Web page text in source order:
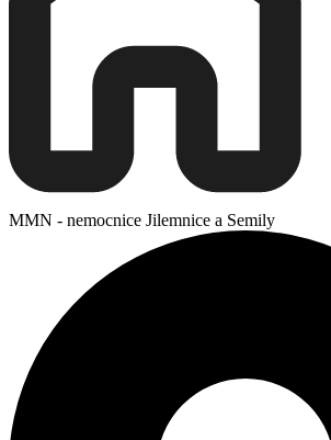
MMN - nemocnice Jilemnice a Semily